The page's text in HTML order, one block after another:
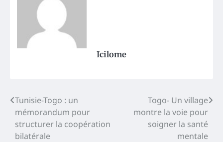
Icilome
Post
navigation
Tunisie-Togo : un
mémorandum pour
structurer la coopération
bilatérale
Togo- Un village
montre la voie pour
soigner la santé
mentale